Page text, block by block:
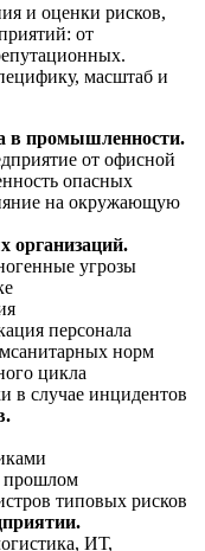
и оценки рисков,
от
масштаб и
в промышленности.
от офисной
опасных
на окружающую
угрозы
персонала
норм
цикла
в случае инцидентов
прошлом
типовых рисков
ИТ,